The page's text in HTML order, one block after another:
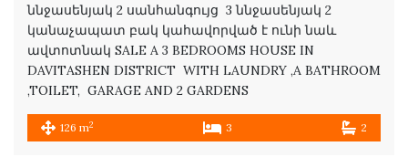
ննջասենյակ 2 սանհանգույց 3 ննջասենյակ 2
կանաչապատ բակ կահավորված է ունի նաև
ավտոտնակ SALE A 3 BEDROOMS HOUSE IN
DAVITASHEN DISTRICT WITH LAUNDRY ,A BATHROOM
,TOILET, GARAGE AND 2 GARDENS
126 m2 3 2